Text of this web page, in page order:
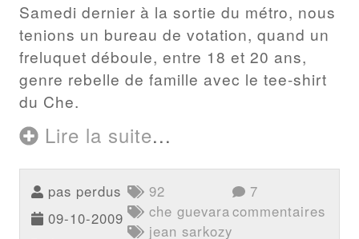
Samedi dernier à la sortie du métro, nous
tenions un bureau de votation, quand un
freluquet déboule, entre 18 et 20 ans,
genre rebelle de famille avec le tee-shirt
du Che.
Lire la suite...
pas perdus
09-10-2009
92
che guevara
jean sarkozy
7
commentaires